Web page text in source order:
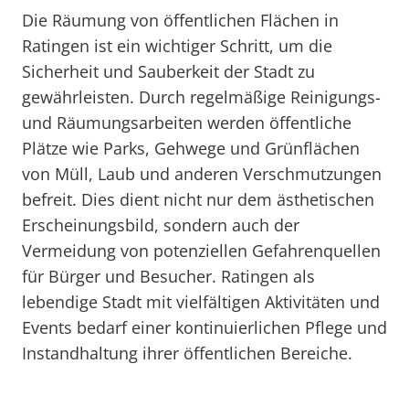
Die Räumung von öffentlichen Flächen in
Ratingen ist ein wichtiger Schritt, um die
Sicherheit und Sauberkeit der Stadt zu
gewährleisten. Durch regelmäßige Reinigungs-
und Räumungsarbeiten werden öffentliche
Plätze wie Parks, Gehwege und Grünflächen
von Müll, Laub und anderen Verschmutzungen
befreit. Dies dient nicht nur dem ästhetischen
Erscheinungsbild, sondern auch der
Vermeidung von potenziellen Gefahrenquellen
für Bürger und Besucher. Ratingen als
lebendige Stadt mit vielfältigen Aktivitäten und
Events bedarf einer kontinuierlichen Pflege und
Instandhaltung ihrer öffentlichen Bereiche.